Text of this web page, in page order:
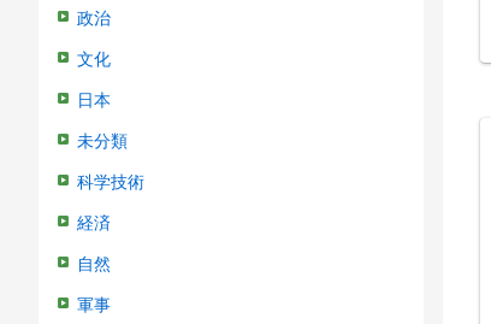
政治
文化
日本
未分類
科学技術
経済
自然
軍事